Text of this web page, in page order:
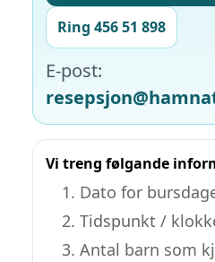
Ring 456 51 898
E-post:
Vi treng følgande
Dato for
Tidspunkt /
Antal barn som